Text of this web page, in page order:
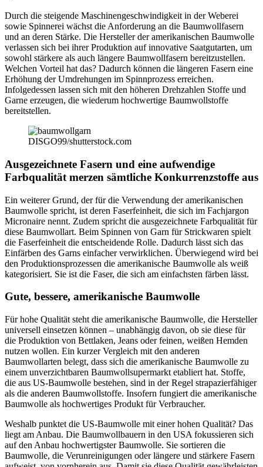
Durch die steigende Maschinengeschwindigkeit in der Weberei
sowie Spinnerei wächst die Anforderung an die Baumwollfasern
und an deren Stärke. Die Hersteller der amerikanischen Baumwolle
verlassen sich bei ihrer Produktion auf innovative Saatgutarten, um
sowohl stärkere als auch längere Baumwollfasern bereitzustellen.
Welchen Vorteil hat das? Dadurch können die längeren Fasern eine
Erhöhung der Umdrehungen im Spinnprozess erreichen.
Infolgedessen lassen sich mit den höheren Drehzahlen Stoffe und
Garne erzeugen, die wiederum hochwertige Baumwollstoffe
bereitstellen.
DISGO99/shutterstock.com
Ausgezeichnete Fasern und eine aufwendige
Farbqualität merzen sämtliche Konkurrenzstoffe aus
Ein weiterer Grund, der für die Verwendung der amerikanischen
Baumwolle spricht, ist deren Faserfeinheit, die sich im Fachjargon
Micronaire nennt. Zudem spricht die ausgezeichnete Farbqualität für
diese Baumwollart. Beim Spinnen von Garn für Strickwaren spielt
die Faserfeinheit die entscheidende Rolle. Dadurch lässt sich das
Einfärben des Garns einfacher verwirklichen. Überwiegend wird bei
den Produktionsprozessen die amerikanische Baumwolle als weiß
kategorisiert. Sie ist die Faser, die sich am einfachsten färben lässt.
Gute, bessere, amerikanische Baumwolle
Für hohe Qualität steht die amerikanische Baumwolle, die Hersteller
universell einsetzen können – unabhängig davon, ob sie diese für
die Produktion von Bettlaken, Jeans oder feinen, weißen Hemden
nutzen wollen. Ein kurzer Vergleich mit den anderen
Baumwollarten belegt, dass sich die amerikanische Baumwolle zu
einem unverzichtbaren Baumwollsupermarkt etabliert hat. Stoffe,
die aus US-Baumwolle bestehen, sind in der Regel strapazierfähiger
als die anderen Baumwollstoffe. Insofern fungiert die amerikanische
Baumwolle als hochwertiges Produkt für Verbraucher.
Weshalb punktet die US-Baumwolle mit einer hohen Qualität? Das
liegt am Anbau. Die Baumwollbauern in den USA fokussieren sich
auf den Anbau hochwertigster Baumwolle. Sie sortieren die
Baumwolle, die Verunreinigungen oder längere und stärkere Fasern